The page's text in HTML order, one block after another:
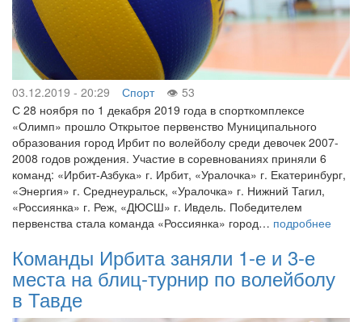
03.12.2019 - 20:29 Спорт
53
С 28 ноября по 1 декабря 2019 года в спорткомплексе
«Олимп» прошло Открытое первенство Муниципального
образования город Ирбит по волейболу среди девочек 2007-
2008 годов рождения. Участие в соревнованиях приняли 6
команд: «Ирбит-Азбука» г. Ирбит, «Уралочка» г. Екатеринбург,
«Энергия» г. Среднеуральск, «Уралочка» г. Нижний Тагил,
«Россиянка» г. Реж, «ДЮСШ» г. Ивдель. Победителем
первенства стала команда «Россиянка» город… подробнее
Команды Ирбита заняли 1-е и 3-е
места на блиц-турнир по волейболу
в Тавде